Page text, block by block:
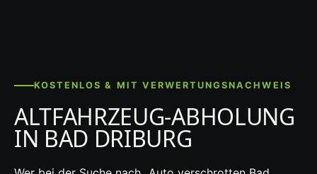
KOSTENLOS & MIT VERWERTUNGSNACHWEIS
ALTFAHRZEUG-ABHOLUNG
IN BAD DRIBURG